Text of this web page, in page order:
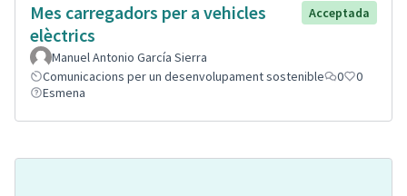
Mes carregadors per a vehicles
elèctrics
Acceptada
Manuel Antonio García Sierra
Comunicacions per un desenvolupament sostenible
0
0
Esmena